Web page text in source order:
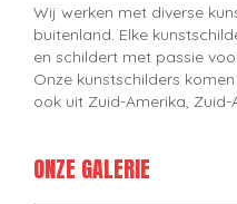
Wij werken met diverse
buitenland. Elke
en schildert met passie
Onze kunstschilders
ook uit Zuid-Amerika, Zuid-
ONZE GALERIE